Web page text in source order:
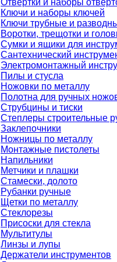
Отвертки и наборы
Ключи и наборы ключей
Ключи трубные и
Воротки, трещотки и
Сумки и ящики для
Сантехнический
Электромонтажный
Пилы и стусла
Ножовки по металлу
Полотна для ручных
Струбцины и тиски
Степлеры строительные
Заклепочники
Ножницы по металлу
Монтажные пистолеты
Напильники
Метчики и плашки
Стамески, долото
Рубанки ручные
Щетки по металлу
Стеклорезы
Присоски для стекла
Мультитулы
Линзы и лупы
Держатели инструментов